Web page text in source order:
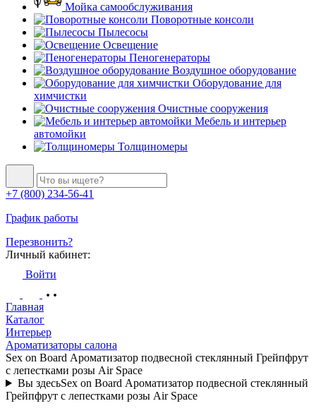
Мойка самообслуживания
Поворотные консоли
Пылесосы
Освещение
Пеногенераторы
Воздушное оборудование
Оборудование для
химчистки
Очистные сооружения
Мебель и интерьер
автомойки
Толщиномеры
+7 (800) 234-56-41
График работы
Перезвонить?
Личный кабинет:
Войти
Главная
Каталог
Интерьер
Ароматизаторы салона
Sex on Board Ароматизатор подвесной стеклянный Грейпфрут
с лепестками розы Air Space
Вы здесьSex on Board Ароматизатор подвесной стеклянный
Грейпфрут с лепестками розы Air Space